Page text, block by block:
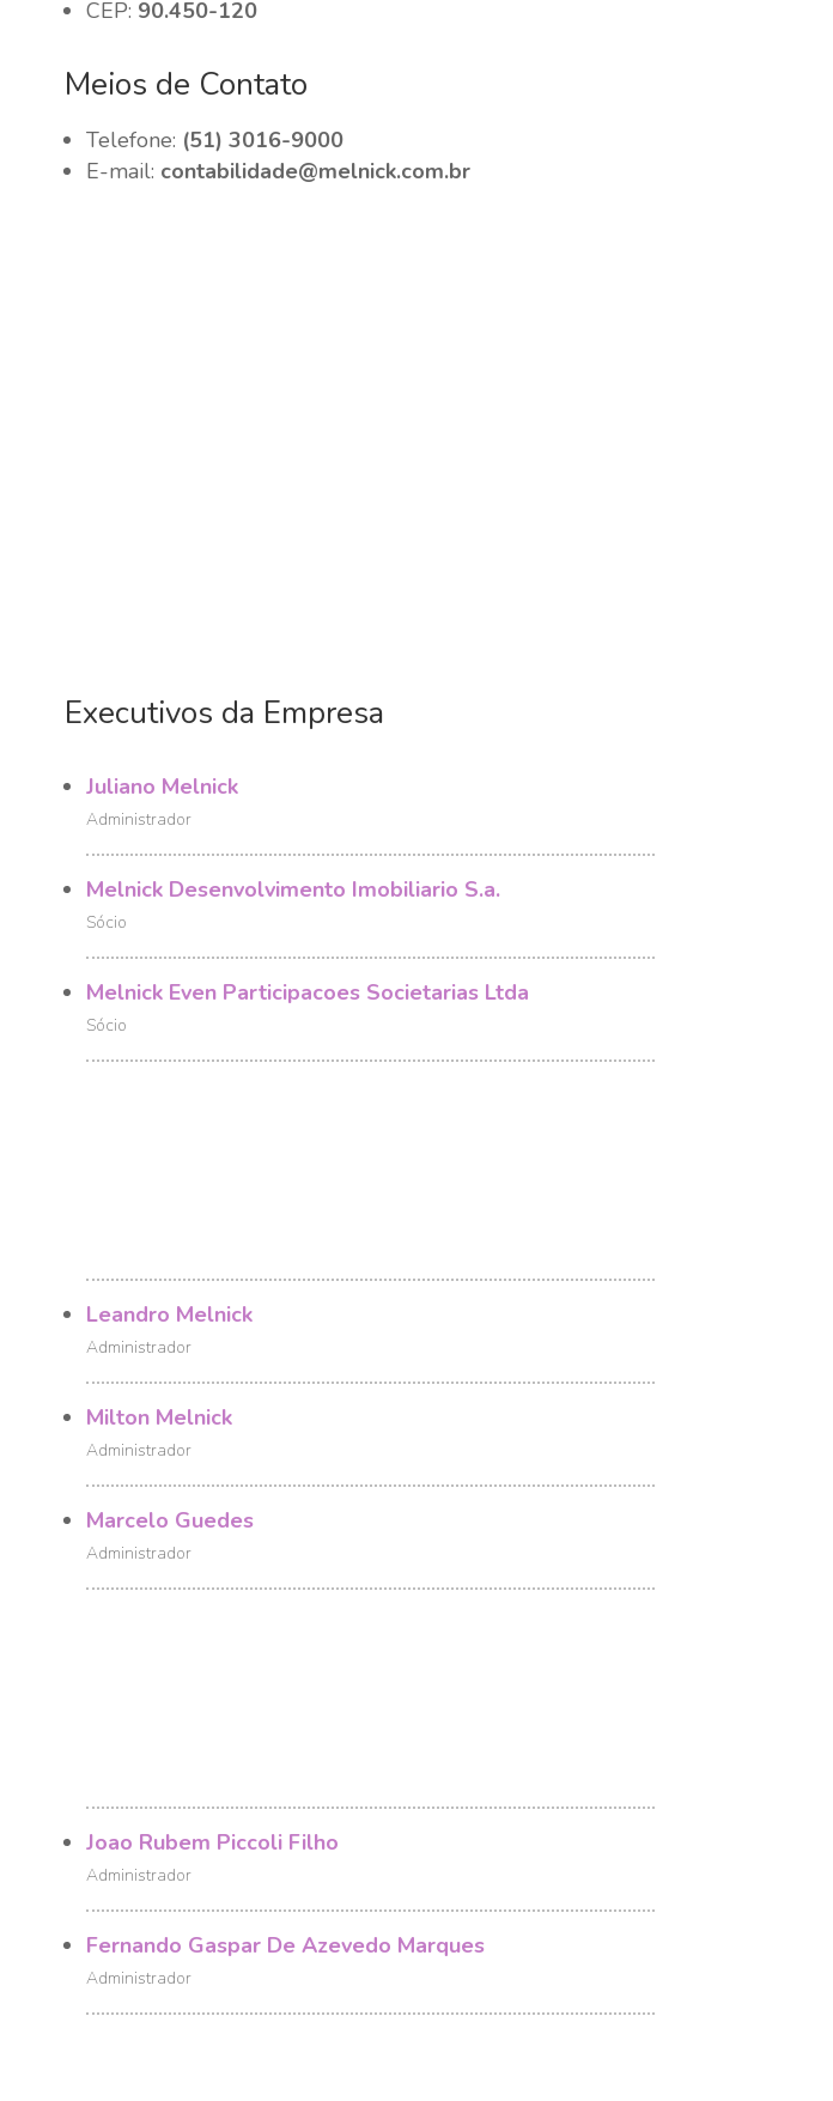
CEP: 90.450-120
Meios de Contato
Telefone: (51) 3016-9000
E-mail: contabilidade@melnick.com.br
Executivos da Empresa
Juliano Melnick
Administrador
Melnick Desenvolvimento Imobiliario S.a.
Sócio
Melnick Even Participacoes Societarias Ltda
Sócio
Leandro Melnick
Administrador
Milton Melnick
Administrador
Marcelo Guedes
Administrador
Joao Rubem Piccoli Filho
Administrador
Fernando Gaspar De Azevedo Marques
Administrador